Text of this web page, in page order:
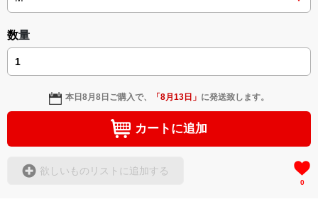
数量
本日8月8日 ご購入で、 「8月13日 」 に発送致します。
カートに追加
欲しいものリストに追加する
0